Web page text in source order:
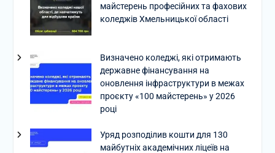
майстерень професійних та фахових
коледжів Хмельницької області
Визначено коледжі, які отримають
державне фінансування на
оновлення інфраструктури в межах
проєкту «100 майстерень» у 2026
році
Уряд розподілив кошти для 130
майбутніх академічних ліцеїв на